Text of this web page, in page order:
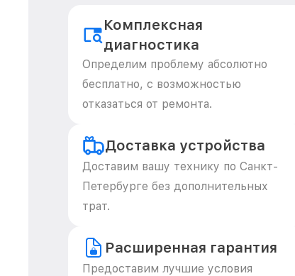
Комплексная
диагностика
Определим проблему абсолютно
бесплатно, с возможностью
отказаться от ремонта.
Доставка устройства
Доставим вашу технику по Санкт-
Петербурге без дополнительных
трат.
Расширенная гарантия
Предоставим лучшие условия